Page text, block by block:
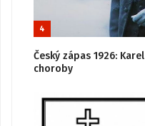
4
Český zápas 1926:
choroby